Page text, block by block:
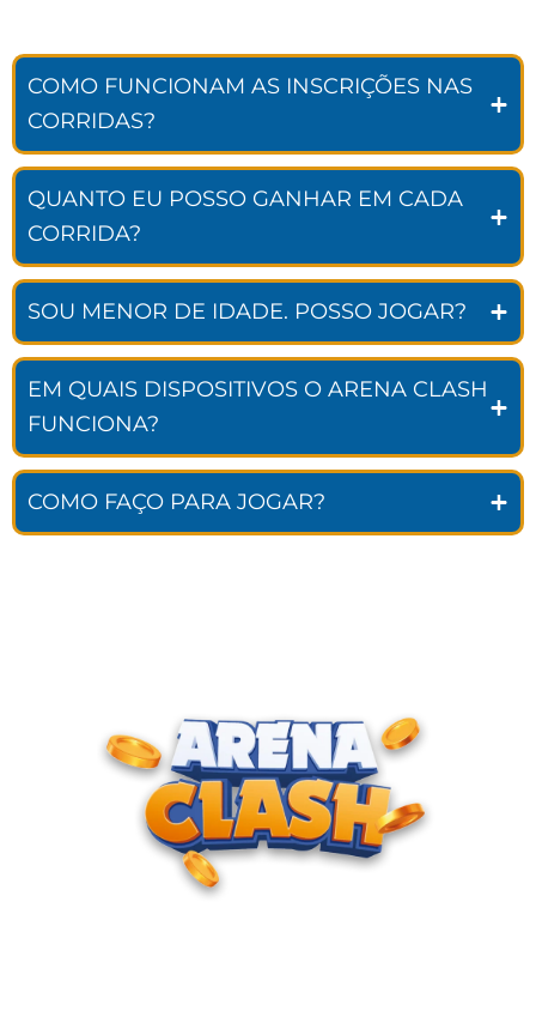
COMO FUNCIONAM AS INSCRIÇÕES NAS
CORRIDAS?
QUANTO EU POSSO GANHAR EM CADA
CORRIDA?
SOU MENOR DE IDADE. POSSO JOGAR?
EM QUAIS DISPOSITIVOS O ARENA CLASH
FUNCIONA?
COMO FAÇO PARA JOGAR?